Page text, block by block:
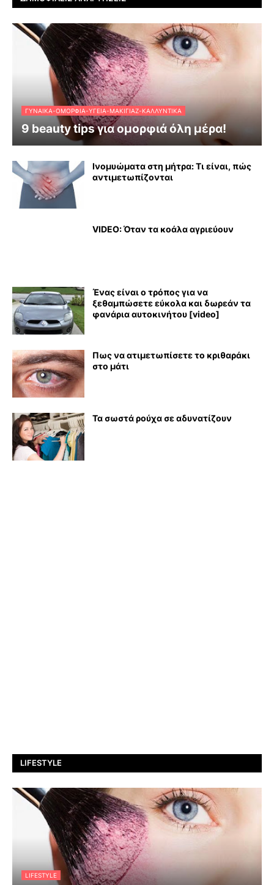
ΓΥΝΑΊΚΑ-ΟΜΟΡΦΙΆ-ΥΓΕΊΑ-ΜΑΚΙΓΙΆΖ-ΚΑΛΛΥΝΤΙΚΆ
9 beauty tips για ομορφιά όλη μέρα!
Ινομυώματα στη μήτρα: Τι είναι, πώς
αντιμετωπίζονται
VIDEO: Όταν τα κοάλα αγριεύουν
Ένας είναι ο τρόπος για να
ξεθαμπώσετε εύκολα και δωρεάν τα
φανάρια αυτοκινήτου [video]
Πως να ατιμετωπίσετε το κριθαράκι
στο μάτι
Τα σωστά ρούχα σε αδυνατίζουν
LIFESTYLE
LIFESTYLE